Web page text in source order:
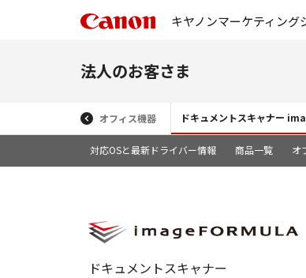
キヤノンマーケティング
法人のお客さま
オフィス機器 ドキュメントスキャナー
対応OSと最新ドライバー情報 商品一覧 オ
ドキュメントスキャナー